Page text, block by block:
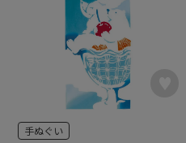
手ぬぐい